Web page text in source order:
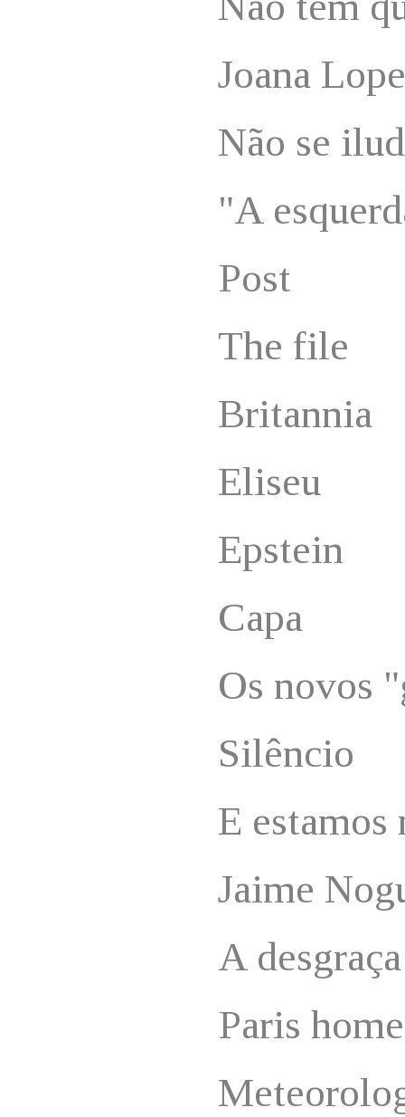
Joana
Não se
"A
Post
The file
Britannia
Eliseu
Epstein
Capa
Os novos
Silêncio
E
Jaime
A
Paris